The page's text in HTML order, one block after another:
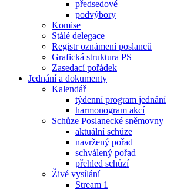
předsedové
podvýbory
Komise
Stálé delegace
Registr oznámení poslanců
Grafická struktura PS
Zasedací pořádek
Jednání a dokumenty
Kalendář
týdenní program jednání
harmonogram akcí
Schůze Poslanecké sněmovny
aktuální schůze
navržený pořad
schválený pořad
přehled schůzí
Živé vysílání
Stream 1